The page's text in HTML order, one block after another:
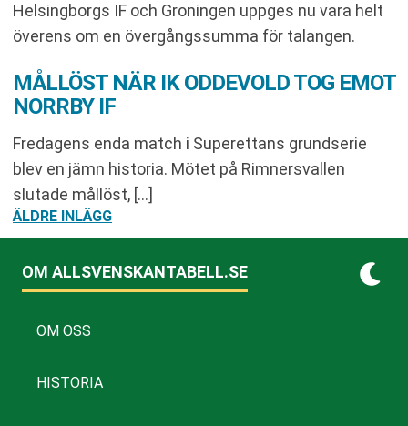
Helsingborgs IF och Groningen uppges nu vara helt
överens om en övergångssumma för talangen.
MÅLLÖST NÄR IK ODDEVOLD TOG EMOT
NORRBY IF
Fredagens enda match i Superettans grundserie
blev en jämn historia. Mötet på Rimnersvallen
slutade mållöst, […]
INLÄGGSNAVIGERING
ÄLDRE INLÄGG
OM ALLSVENSKANTABELL.SE
OM OSS
HISTORIA